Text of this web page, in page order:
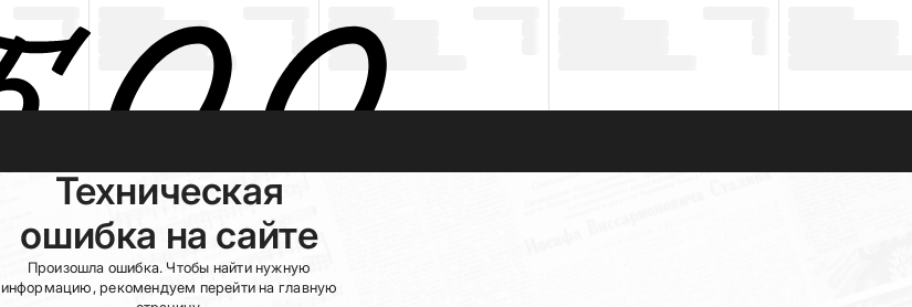
Техническая
ошибка на сайте
Произошла ошибка. Чтобы найти нужную
информацию, рекомендуем перейти на главную